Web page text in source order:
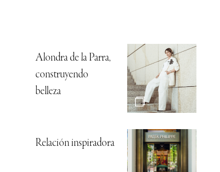
Alondra de la Parra,
construyendo
belleza
Relación inspiradora